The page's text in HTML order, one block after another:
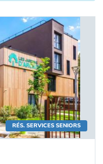
RÉS. SERVICES SENIORS